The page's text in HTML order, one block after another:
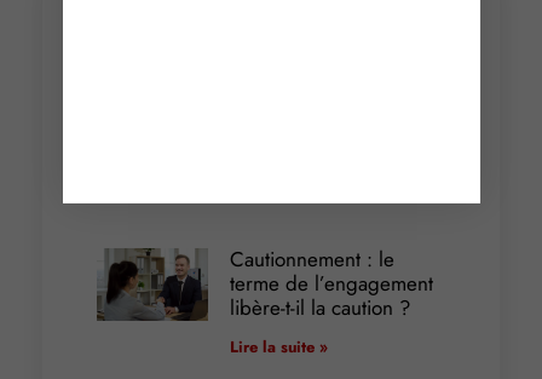
Cautionnement : le
terme de l’engagement
libère-t-il la caution ?
Lire la suite »